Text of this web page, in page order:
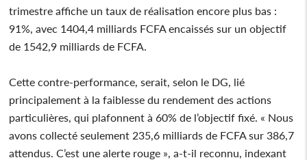
trimestre affiche un taux de réalisation encore plus bas :
91%, avec 1404,4 milliards FCFA encaissés sur un objectif
de 1542,9 milliards de FCFA.
Cette contre-performance, serait, selon le DG, lié
principalement à la faiblesse du rendement des actions
particulières, qui plafonnent à 60% de l’objectif fixé. « Nous
avons collecté seulement 235,6 milliards de FCFA sur 386,7
attendus. C’est une alerte rouge », a-t-il reconnu, indexant